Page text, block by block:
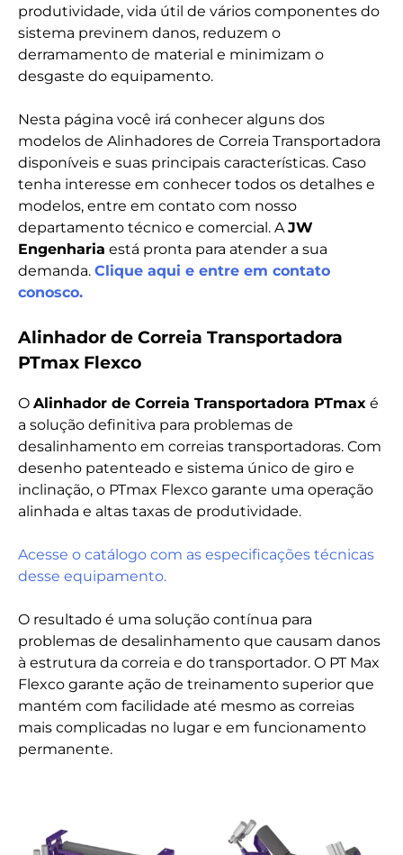
produtividade, vida útil de vários componentes do
sistema previnem danos, reduzem o
derramamento de material e minimizam o
desgaste do equipamento.
Nesta página você irá conhecer alguns dos
modelos de Alinhadores de Correia Transportadora
disponíveis e suas principais características. Caso
tenha interesse em conhecer todos os detalhes e
modelos, entre em contato com nosso
departamento técnico e comercial. AJW
Engenharia está pronta para atender a sua
demanda. Clique aqui e entre em contato
conosco.
Alinhador de Correia Transportadora
PTmax Flexco
O Alinhador de Correia Transportadora PTmax é
a solução definitiva para problemas de
desalinhamento em correias transportadoras. Com
desenho patenteado e sistema único de giro e
inclinação, o PTmax Flexco garante uma operação
alinhada e altas taxas de produtividade.
Acesse o catálogo com as especificações técnicas
desse equipamento.
O resultado é uma solução contínua para
problemas de desalinhamento que causam danos
à estrutura da correia e do transportador. O PT Max
Flexco garante ação de treinamento superior que
mantém com facilidade até mesmo as correias
mais complicadas no lugar e em funcionamento
permanente.